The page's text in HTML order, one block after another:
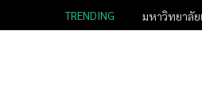
TRENDING มหาวิทยาลั